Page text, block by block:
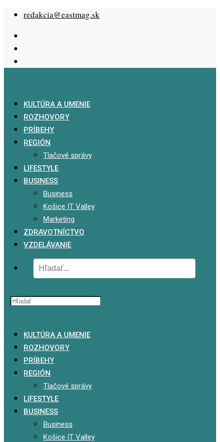
Skip
content
redakcia@eastmag.sk
KULTÚRA A UMENIE
ROZHOVORY
PRÍBEHY
REGIÓN
Tlačové správy
LIFESTYLE
BUSINESS
Business
Košice IT Valley
Marketing
ZDRAVOTNÍCTVO
VZDELÁVANIE
KULTÚRA A UMENIE
ROZHOVORY
PRÍBEHY
REGIÓN
Tlačové správy
LIFESTYLE
BUSINESS
Business
Košice IT Valley